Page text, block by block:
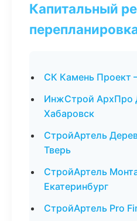
Капитальный
СК Камень Проект
ИнжСтрой АрхПро
Хабаровск
СтройАртель
Тверь
СтройАртель
Екатеринбург
СтройАртель Pro